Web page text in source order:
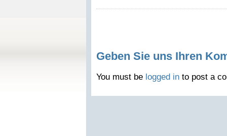
Geben Sie uns Ihren
You must be logged in to post a